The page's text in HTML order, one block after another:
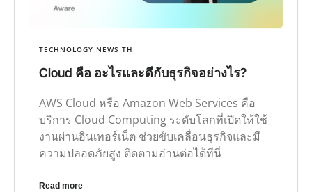
TECHNOLOGY NEWS TH
Cloud คือ อะไรและดีกับธุรกิจอย่างไร?
AWS Cloud หรือ Amazon Web Services คือ
บริการ Cloud Computing ระดับโลกที่เปิดให้ใช้
งานผ่านอินเทอร์เน็ต ช่วยขับเคลื่อนธุรกิจและมี
ความปลอดภัยสูง ติดตามอ่านต่อได้ทีนี่
Read more